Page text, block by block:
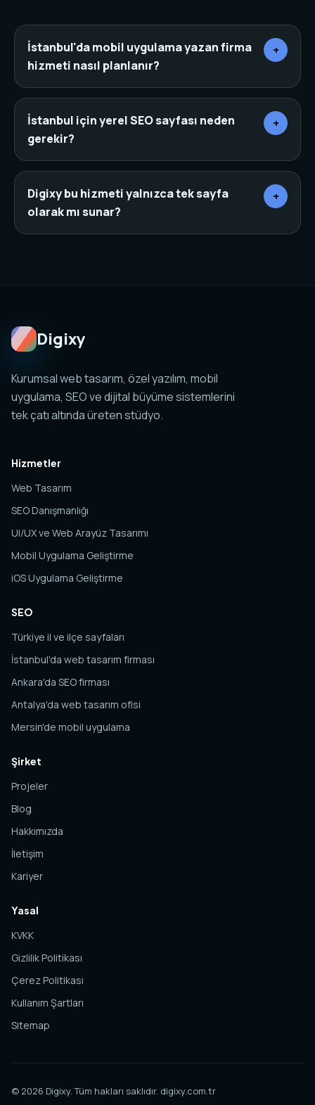
İstanbul'da mobil uygulama yazan firma
hizmeti nasıl planlanır?
+
Önce sektör, rakipler, hedef müşteri ve mevcut
dijital varlıklar incelenir. Ardından sayfa mimarisi,
içerik, tasarım, teknik altyapı ve dönüşüm noktaları
İstanbul için yerel SEO sayfası neden
gerekir?
+
Yerel SEO sayfaları, arama yapan kişinin bulunduğu
şehir veya ilçeye göre daha net bir niyet yakalar. Bu
yapı doğru başlık, canonical, schema ve iç linklerle
Digixy bu hizmeti yalnızca tek sayfa
olarak mı sunar?
+
Digixy
Kurumsal web tasarım, özel yazılım, mobil
uygulama, SEO ve dijital büyüme sistemlerini
tek çatı altında üreten stüdyo.
Hizmetler
Web Tasarım
SEO Danışmanlığı
UI/UX ve Web Arayüz Tasarımı
Mobil Uygulama Geliştirme
iOS Uygulama Geliştirme
SEO
Türkiye il ve ilçe sayfaları
İstanbul'da web tasarım firması
Ankara'da SEO firması
Antalya'da web tasarım ofisi
Mersin'de mobil uygulama
Şirket
Projeler
Blog
Hakkımızda
İletişim
Kariyer
Yasal
KVKK
Gizlilik Politikası
Çerez Politikası
Kullanım Şartları
Sitemap
© 2026 Digixy. Tüm hakları saklıdır. digixy.com.tr